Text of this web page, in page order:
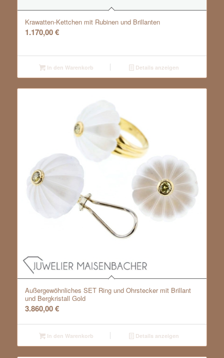
Krawatten-Kettchen mit Rubinen und Brillanten
1.170,00€
In den Warenkorb Details anzeigen
Außergewöhnliches SET Ring und Ohrstecker mit Brillant
und Bergkristall Gold
3.860,00€
In den Warenkorb Details anzeigen